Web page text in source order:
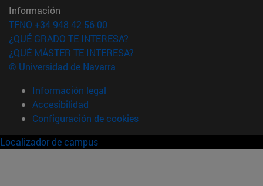
Información
TFNO +34 948 42 56 00
¿QUÉ GRADO TE INTERESA?
¿QUÉ MÁSTER TE INTERESA?
© Universidad de Navarra
Información legal
Accesibilidad
Configuración de cookies
Localizador de campus